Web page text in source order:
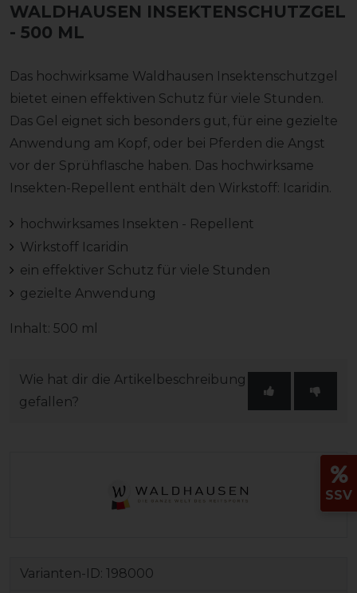
WALDHAUSEN INSEKTENSCHUTZGEL
- 500 ML
Das hochwirksame Waldhausen Insektenschutzgel
bietet einen effektiven Schutz für viele Stunden.
Das Gel eignet sich besonders gut, für eine gezielte
Anwendung am Kopf, oder bei Pferden die Angst
vor der Sprühflasche haben. Das hochwirksame
Insekten-Repellent enthält den Wirkstoff: Icaridin.
hochwirksames Insekten - Repellent
Wirkstoff Icaridin
ein effektiver Schutz für viele Stunden
gezielte Anwendung
Inhalt: 500 ml
Wie hat dir die Artikelbeschreibung
gefallen?
Varianten-ID: 198000
SSV